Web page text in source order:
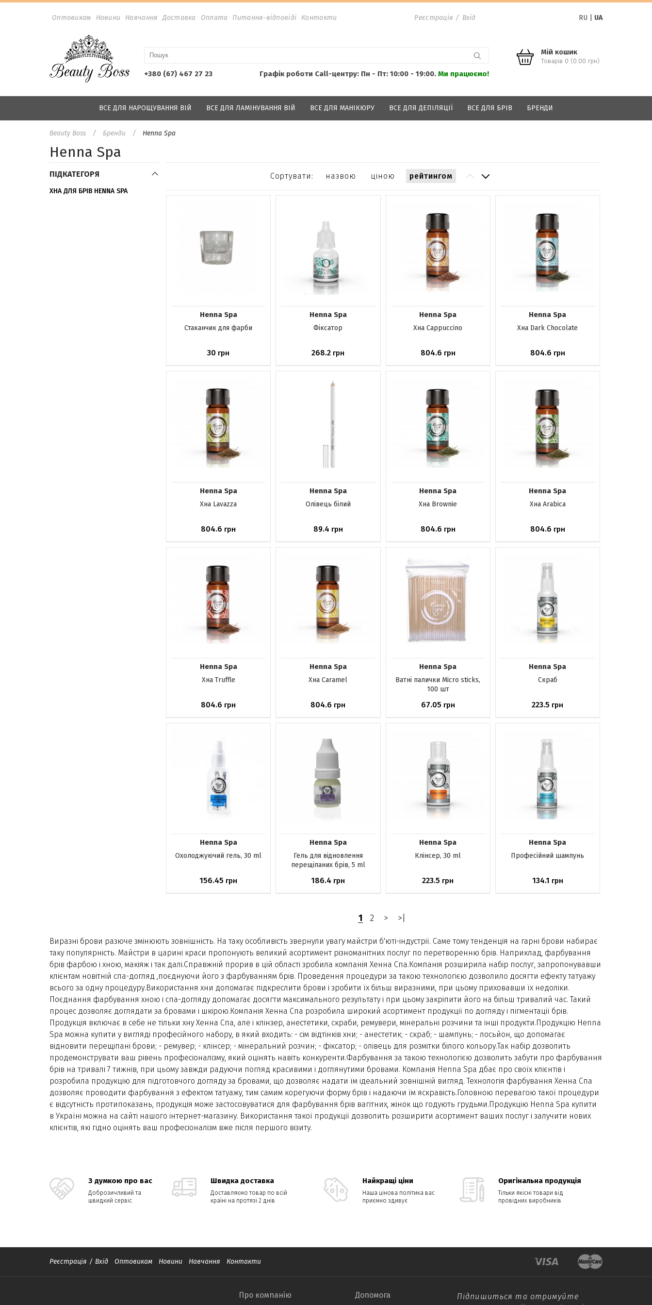
Оптовикам Новини Навчання Доставка Оплата Питання-відповіді Контакти Реєстрація / Вхід RU UA
+380 (67) 467 27 23 Графік роботи Call-центру: Пн - Пт: 10:00 - 19:00. Ми працюємо!
Мій кошик
Товарів 0 (0.00 грн)
ВСЕ ДЛЯ НАРОЩУВАННЯ ВІЙ ВСЕ ДЛЯ ЛАМІНУВАННЯ ВІЙ ВСЕ ДЛЯ МАНІКЮРУ ВСЕ ДЛЯ ДЕПІЛЯЦІЇ ВСЕ ДЛЯ БРІВ БРЕНДИ
Beauty Boss Бренди Henna Spa
Henna Spa
ПІДКАТЕГОРЯ
ХНА ДЛЯ БРІВ HENNA SPA
Сортувати: назвою ціною рейтингом
Henna Spa
Стаканчик для фарби
30 грн
Henna Spa
Фіксатор
268.2 грн
Henna Spa
Хна Cappuccino
804.6 грн
Henna Spa
Хна Dark Chocolate
804.6 грн
Henna Spa
Хна Lavazza
804.6 грн
Henna Spa
Олівець білий
89.4 грн
Henna Spa
Хна Brownie
804.6 грн
Henna Spa
Хна Arabica
804.6 грн
Henna Spa
Хна Truffle
804.6 грн
Henna Spa
Хна Caramel
804.6 грн
Henna Spa
Ватні палички Micro sticks,
100 шт
67.05 грн
Henna Spa
Скраб
223.5 грн
Henna Spa
Охолоджуючий гель, 30 ml
156.45 грн
Henna Spa
Гель для відновлення
перещіпаних брів, 5 ml
186.4 грн
Henna Spa
Клінсер, 30 ml
223.5 грн
Henna Spa
Професійний шампунь
134.1 грн
1 2 > >|
Виразні брови разюче змінюють зовнішність. На таку особливість звернули увагу майстри б'юті-індустрії. Саме тому тенденція на гарні брови набирає
таку популярність. Майстри в царині краси пропонують великий асортимент різноманітних послуг по перетворенню брів. Наприклад, фарбування
брів фарбою і хною, макіяж і так далі.Справжній прорив в цій області зробила компанія Хенна Спа.Компанія розширила набір послуг, запропонувавши
клієнтам новітній спа-догляд ,поєднуючи його з фарбуванням брів. Проведення процедури за такою технологією дозволило досягти ефекту татуажу
всього за одну процедуру.Використання хни допомагає підкреслити брови і зробити їх більш виразними, при цьому приховавши їх недоліки.
Поєднання фарбування хною і спа-догляду допомагає досягти максимального результату і при цьому закріпити його на більш тривалий час. Такий
процес дозволяє доглядати за бровами і шкірою.Компанія Хенна Спа розробила широкий асортимент продукції по догляду і пігментації брів.
Продукція включає в себе не тільки хну Хенна Спа, але і клінзер, анестетики, скраби, ремувери, мінеральні розчини та інші продукти.Продукцію Henna
Spa можна купити у вигляді професійного набору, в який входить: - сім відтінків хни; - анестетик; - скраб; - шампунь; - лосьйон, що допомагає
відновити перещіпані брови; - ремувер; - клінсер; - мінеральний розчин; - фіксатор; - олівець для розмітки білого кольору.Так набір дозволить
продемонструвати ваш рівень професіоналізму, який оцінять навіть конкуренти.Фарбування за такою технологією дозволить забути про фарбування
брів на тривалі 7 тижнів, при цьому завжди радуючи погляд красивими і доглянутими бровами. Компанія Henna Spa дбає про своїх клієнтів і
розробила продукцію для підготовчого догляду за бровами, що дозволяє надати їм ідеальний зовнішній вигляд. Технологія фарбування Хенна Спа
дозволяє проводити фарбування з ефектом татуажу, тим самим корегуючи форму брів і надаючи їм яскравість.Головною перевагою такої процедури
є відсутність протипоказань, продукція може застосовуватися для фарбування брів вагітних, жінок що годують грудьми.Продукцію Henna Spa купити
в Україні можна на сайті нашого інтернет-магазину. Використання такої продукції дозволить розширити асортимент ваших послуг і залучити нових
клієнтів, які гідно оцінять ваш професіоналізм вже після першого візиту.
З думкою про вас
Доброзичливий та
швидкий сервіс
Швидка доставка
Доставляємо товар по всій
країні на протязі 2 днів
Найкращі ціни
Наша цінова політика вас
приємно здивує
Оригінальна продукція
Тільки якісні товари від
провідних виробників
Реєстрація / Вхід Оптовикам Новини Навчання Контакти
Про компанію Допомога
Підпишиться та отримуйте